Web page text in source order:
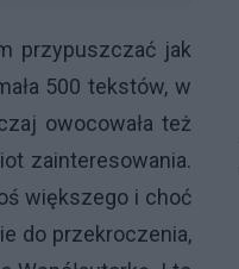
przypuszczać jak
500 tekstów, w
owocowała też
zainteresowania.
większego i choć
do przekroczenia,